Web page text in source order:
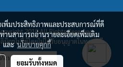
2018 All Rights Reserved.
นิกฯไปใช้โดยไม่ได้รับอนุญาตในทุกกรณี
งหมด
เพิ่มประสิทธิภาพและประสบการณ์ที่ดี
านสามารถอ่านรายละเอียดเพิ่มเติม
และนโยบายคุกกี้
ยอมรับทั้งหมด